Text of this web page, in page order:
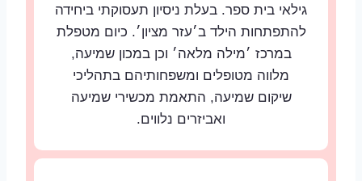
גילאי בית ספר. בעלת ניסיון תעסוקתי ביחידה
להתפתחות הילד ב׳עזר מציון׳. כיום מטפלת
במרכז ׳מילה מלאה׳ וכן במכון שמיעה,
מלווה מטופלים ומשפחותיהם בתהליכי
שיקום שמיעה, התאמת מכשירי שמיעה
ואביזרים נלווים.